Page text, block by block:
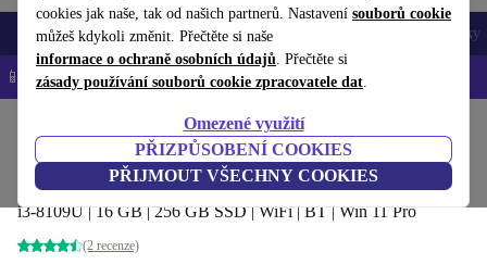
cookies jak naše, tak od našich partnerů. Nastavení souborů cookie
můžeš kdykoli změnit. Přečtěte si naše
informace o ochraně osobních údajů. Přečtěte si
zásady používání souborů cookie zpracovatele dat.
Omezené využití
PŘIZPŮSOBENÍ COOKIES
PŘIJMOUT VŠECHNY COOKIES
Mobily a smartphony Notebooky Tablety Doplňky
📱 -5 % NAVÍC na všechny iPhony – kód: IPHONEDEAL-
Stolní počítače
Intel NUC 8 Home Mini PC BE Slim
i3-8109U | 16 GB | 256 GB SSD | WiFi | BT | Win 11 Pro
(2 recenze)